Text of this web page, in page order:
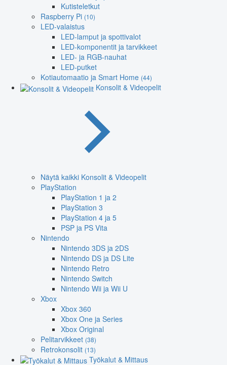
Kutisteletkut
Raspberry Pi (10)
LED-valaistus
LED-lamput ja spottivalot
LED-komponentit ja tarvikkeet
LED- ja RGB-nauhat
LED-putket
Kotiautomaatio ja Smart Home (44)
Konsolit & Videopelit
Näytä kaikki Konsolit & Videopelit
PlayStation
PlayStation 1 ja 2
PlayStation 3
PlayStation 4 ja 5
PSP ja PS Vita
Nintendo
Nintendo 3DS ja 2DS
Nintendo DS ja DS Lite
Nintendo Retro
Nintendo Switch
Nintendo Wii ja Wii U
Xbox
Xbox 360
Xbox One ja Series
Xbox Original
Pelitarvikkeet (38)
Retrokonsolit (13)
Työkalut & Mittaus